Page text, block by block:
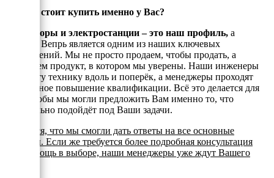
Почему стоит купить именно у Вас?
Генераторы и электростанции – это наш профиль, а
техника Вепрь является одним из наших ключевых
направлений. Мы не просто продаем, чтобы продать, а
реализуем продукт, в котором мы уверены. Наши инженеры
знают эту технику вдоль и поперёк, а менеджеры проходят
постоянное повышение квалификации. Всё это делается для
того, чтобы мы могли предложить Вам именно то, что
оптимально подойдёт под Ваши задачи.
Надеемся, что мы смогли дать ответы на все основные
вопросы. Если же требуется более подробная консультация
или помощь в выборе, наши менеджеры уже ждут Вашего